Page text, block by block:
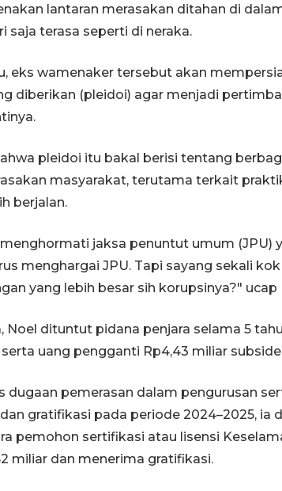
lantaran merasakan ditahan di
saja terasa seperti di neraka.
eks wamenaker tersebut akan
diberikan (pleidoi) agar menjadi
pleidoi itu bakal berisi tentang
masyarakat, terutama terkait
berjalan.
jaksa penuntut umum (JPU)
menghargai JPU. Tapi sayang sekali
yang lebih besar sih korupsinya?" ucap
Noel dituntut pidana penjara selama 5
serta uang pengganti Rp4,43 miliar
dugaan pemerasan dalam pengurusan
gratifikasi pada periode 2024–2025, ia
pemohon sertifikasi atau lisensi
miliar dan menerima gratifikasi.